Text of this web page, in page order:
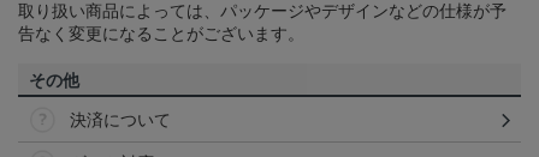
取り扱い商品によっては、パッケージやデザインなどの仕様が予
告なく変更になることがございます。
その他
決済について